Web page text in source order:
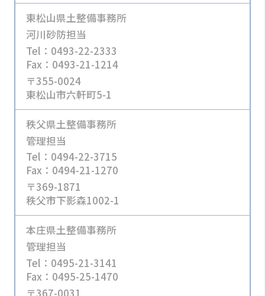
東松山県土整備事務所
河川砂防担当
Tel：0493-22-2333
Fax：0493-21-1214
〒355-0024
東松山市六軒町5-1
秩父県土整備事務所
管理担当
Tel：0494-22-3715
Fax：0494-21-1270
〒369-1871
秩父市下影森1002-1
本庄県土整備事務所
管理担当
Tel：0495-21-3141
Fax：0495-25-1470
〒367-0031